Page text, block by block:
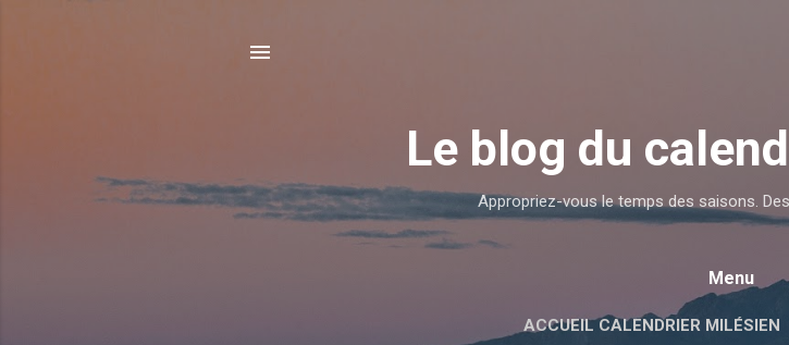
Le blog du
Appropriez-vous le temps des saisons.
Menu
ACCUEIL CALENDRIER MILÉSIEN